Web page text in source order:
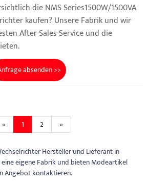
die NMS Series1500W/1500VA
kaufen? Unsere Fabrik und wir
After-Sales-Service und die
absenden >>
« 1 2 »
Hersteller und Lieferant in
eigene Fabrik und bieten Modeartikel
Angebot kontaktieren.